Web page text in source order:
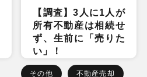
【調査】3人に1人が
所有不動産は相続せ
ず、生前に「売りた
い」！
その他 不動産売却